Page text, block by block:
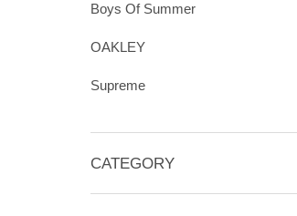
Boys Of Summer
OAKLEY
Supreme
CATEGORY